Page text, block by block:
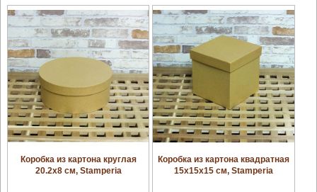
Коробка из картона круглая
20.2х8 см, Stamperia
Коробка из картона квадратная
15х15х15 см, Stamperia